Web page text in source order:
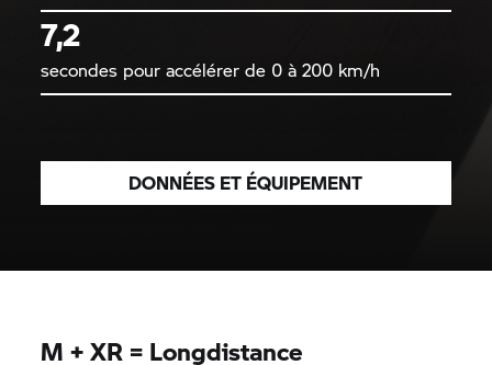
7,2
secondes pour accélérer de 0 à 200 km/h
DONNÉES ET ÉQUIPEMENT
M + XR = Longdistance